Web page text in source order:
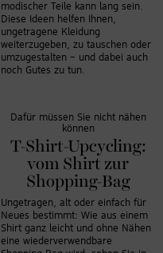
modischer Teile kann lang sein.
Diese Ideen helfen Ihnen,
ungetragene Kleidung
weiterzugeben, zu tauschen oder
umzugestalten – und dabei auch
noch Gutes zu tun.
Dafür müssen Sie nicht nähen
können
T-Shirt-Upcycling:
vom Shirt zur
Shopping-Bag
Ungetragen, alt oder einfach für
Neues bestimmt: Wie aus einem
Shirt ganz leicht und ohne Nähen
eine wiederverwendbare